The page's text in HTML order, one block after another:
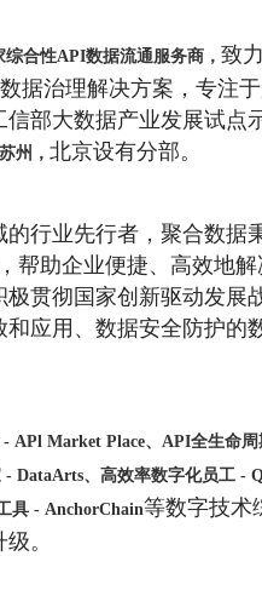
合性API数据流通服务商， 致
据治理解决方案，专注
部大数据产业发展试点
州， 北京设有分部。
行业先行者，聚合数据
帮助企业便捷、高效地
贯彻国家创新驱动发展
应用、数据安全防护的
APl Market Place、API全生命
DataArts、高效率数字化员工 -
具 - AnchorChain等数字技术
。